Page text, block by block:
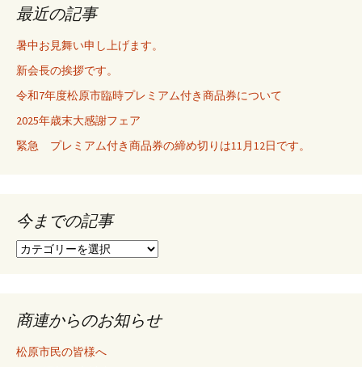
ゲ
ー
シ
ン
最近の記事
暑中お見舞い申し上げます。
新会長の挨拶です。
令和7年度松原市臨時プレミアム付き商品券について
2025年歳末大感謝フェア
緊急 プレミアム付き商品券の締め切りは11月12日です。
今までの記事
今
記
事
商連からのお知らせ
松原市民の皆様へ